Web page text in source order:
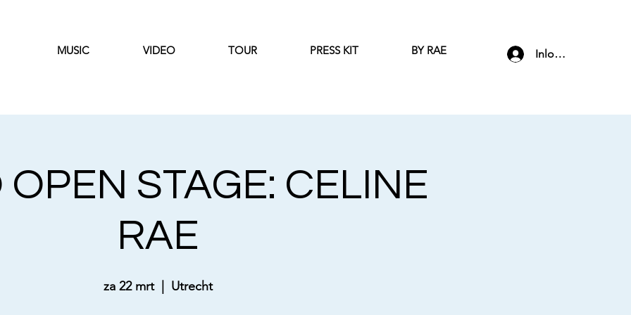
MUSIC VIDEO TOUR PRESS KIT BY RAE Inloggen
STAGE: CELINE
RAE
za 22 mrt
  |
Utrecht